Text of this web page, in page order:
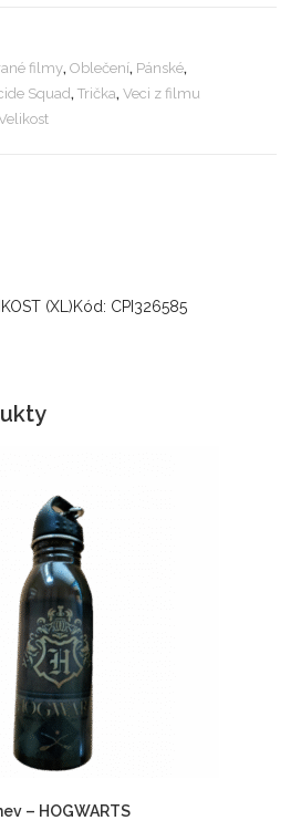
filmy,Oblečení, Pánské,
Squad,Trička,Veci z filmu
(XL)Kód: CPI326585
– HOGWARTS